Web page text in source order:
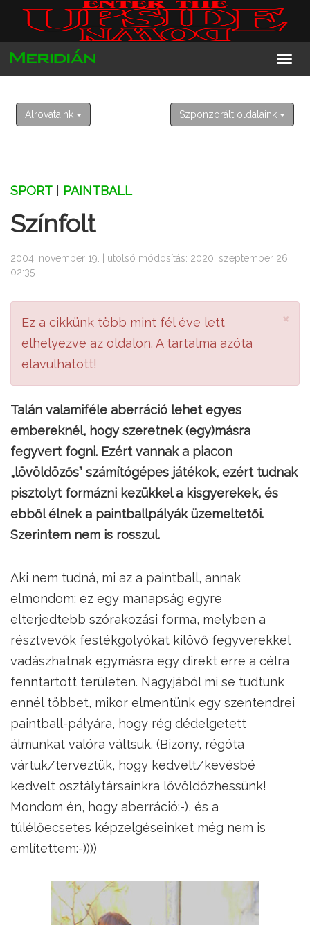
2026. augusztus 10. hétfő
Lőrinc
Alrovataink Szponzorált oldalaink
SPORT PAINTBALL
Színfolt
2004. november 19. | utolsó módosítás: 2020. szeptember 26.,
02:35
×
Ez a cikkünk több mint fél éve lett
elhelyezve az oldalon. A tartalma azóta
elavulhatott!
Talán valamiféle aberráció lehet egyes
embereknél, hogy szeretnek (egy)másra
fegyvert fogni. Ezért vannak a piacon
„lövöldözős” számítógépes játékok, ezért tudnak
pisztolyt formázni kezükkel a kisgyerekek, és
ebből élnek a paintballpályák üzemeltetői.
Szerintem nem is rosszul.
Aki nem tudná, mi az a paintball, annak
elmondom: ez egy manapság egyre
elterjedtebb szórakozási forma, melyben a
résztvevők festékgolyókat kilövő fegyverekkel
vadászhatnak egymásra egy direkt erre a célra
fenntartott területen. Nagyjából mi se tudtunk
ennél többet, mikor elmentünk egy szentendrei
paintball-pályára, hogy rég dédelgetett
álmunkat valóra váltsuk. (Bizony, régóta
vártuk/terveztük, hogy kedvelt/kevésbé
kedvelt osztálytársainkra lövöldözhessünk!
Mondom én, hogy aberráció:-), és a
túlélőecsetes képzelgéseinket még nem is
említettem:-))))